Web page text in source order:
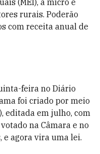
(MEI), a micro e
rurais. Poderão
com receita anual de
feira no Diário
foi criado por meio
editada em julho, com
na Câmara e no
e agora vira uma lei.